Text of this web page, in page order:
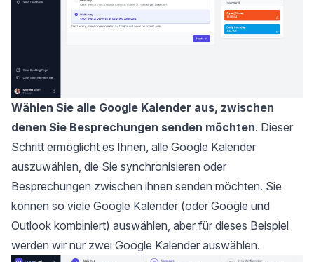
Wählen Sie alle Google Kalender aus, zwischen
denen Sie Besprechungen senden möchten. Dieser
Schritt ermöglicht es Ihnen, alle Google Kalender
auszuwählen, die Sie synchronisieren oder
Besprechungen zwischen ihnen senden möchten. Sie
können so viele Google Kalender (oder Google und
Outlook kombiniert) auswählen, aber für dieses Beispiel
werden wir nur zwei Google Kalender auswählen.